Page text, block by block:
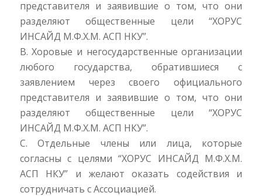
представителя и заявившие о том, что они
разделяют общественные цели “ХОРУС
ИНСАЙД М.Ф.Х.М. АСП НКУ”.
B. Хоровые и негосударственные организации
любого государства, обратившиеся с
заявлением через своего официального
представителя и заявившие о том, что они
разделяют общественные цели “ХОРУС
ИНСАЙД М.Ф.Х.М. АСП НКУ”.
C. Отдельные члены или лица, которые
согласны с целями “ХОРУС ИНСАЙД М.Ф.Х.М.
АСП НКУ” и желают оказать содействия и
сотрудничать с Ассоциацией.